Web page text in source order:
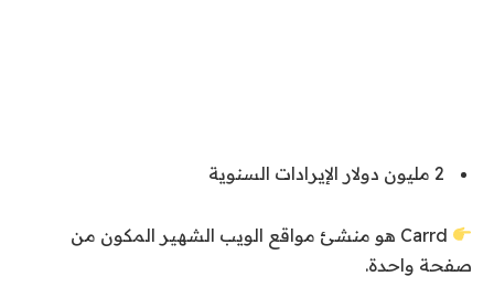
2 مليون دولار الإيرادات السنوية
Carrd هو منشئ مواقع الويب الشهير المكون من
صفحة واحدة.